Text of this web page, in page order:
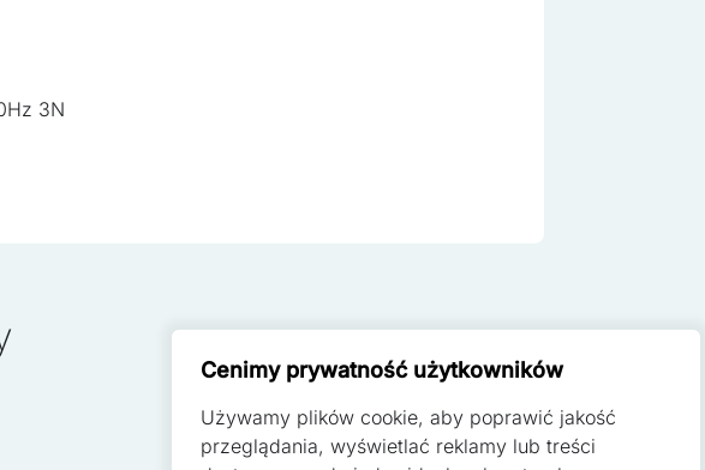
3N
Cenimy prywatność użytkowników
Używamy plików cookie, aby poprawić jakość
przeglądania, wyświetlać reklamy lub treści
pliki cookie do spersonalizowania treści i reklam, aby oferować funkcje
i analitycznym. Partnerzy mogą połączyć te informacje z innymi danymi
sposób bez nich. Te pliki cookie nie przechowują żadnych danych
dotyczące preferencji umożliwiają stronie zapamiętanie informacji, które zmieniają
np. preferowany język lub region, w którym znajduje się użytkownik.